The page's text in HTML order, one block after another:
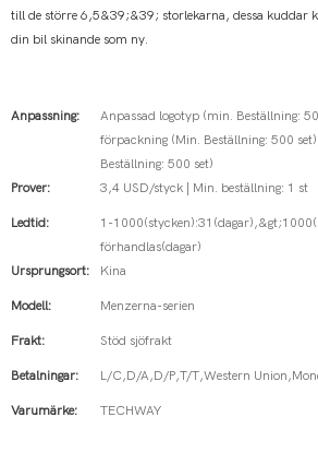
till de större 6,5&39;&39; storlekarna, dessa kuddar
din bil skinande som ny.
Anpassning:
Anpassad logotyp (min. Beställning:
förpackning (Min. Beställning: 500
Beställning: 500 set)
Prover:
3,4 USD/styck | Min. beställning: 1 st
Ledtid:
1-
förhandlas(dagar)
Ursprungsort:
Kina
Modell: Menzerna-serien
Frakt: Stöd sjöfrakt
Betalningar: L/C,D/A,D/P,T/T,Western
Varumärke: TECHWAY